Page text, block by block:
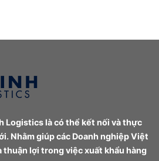
Logistics là có thể kết nối và thực
Nhằm giúp các Doanh nghiệp Việt
thuận lợi trong việc xuất khẩu hàng